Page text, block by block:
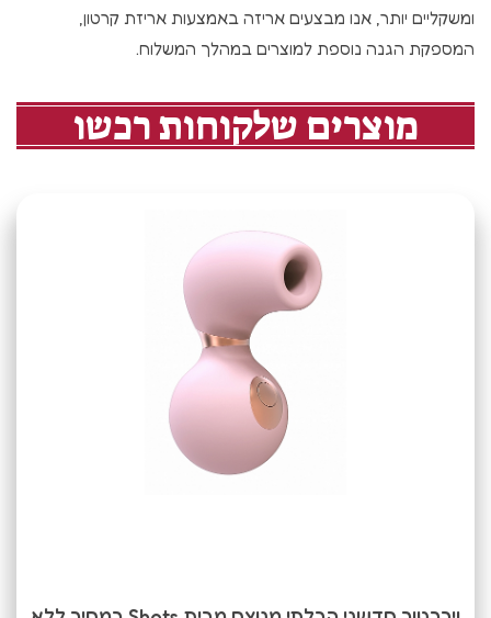
ומשקליים יותר, אנו מבצעים אריזה באמצעות אריזת קרטון,
המספקת הגנה נוספת למוצרים במהלך המשלוח.
מוצרים שלקוחות רכשו